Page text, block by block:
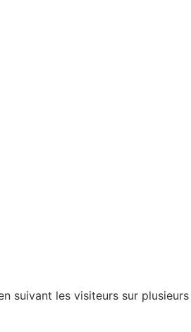
suivant les visiteurs sur plusieurs